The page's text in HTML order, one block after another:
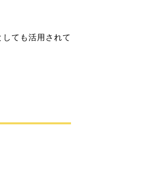
ても活用されて